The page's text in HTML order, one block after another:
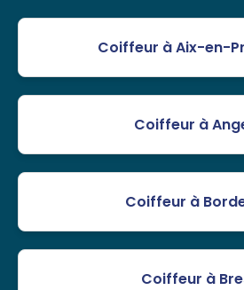
Coiffeur à Aix-en-
Coiffeur à
Coiffeur à
Coiffeur à